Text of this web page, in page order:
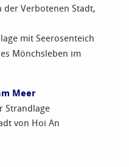
der Verbotenen Stadt,
mit Seerosenteich
Mönchsleben im
Meer
Strandlage
von Hoi An